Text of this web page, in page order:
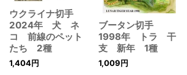
ウクライナ切手
2024年 犬 ネ
コ 前線のペット
たち 2種
1,404円
ブータン切手
1998年 トラ 干
支 新年 1種
1,009円